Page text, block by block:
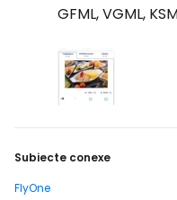
GFML, VGML,
Subiecte conexe
FlyOne